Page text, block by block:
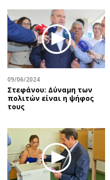
Real Estate
Επιχειρήσεις
Αγορές
Money Review
AstroBank Properties
Trends
Ενέργεια
Ναυτιλία
Ελλάδα
Κόσμος
Παράξενα
09/06/2024
Στεφάνου: Δύναμη των
πολιτών είναι η ψήφος
τους